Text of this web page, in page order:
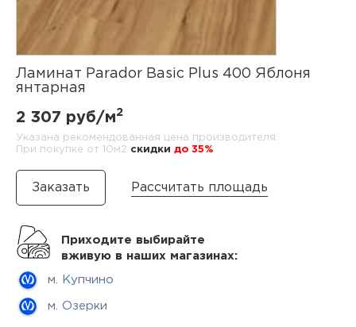
Ламинат Parador Basic Plus 400 Яблоня
янтарная
2 307 руб/м2
Указана рекомендованная цена производителя.
При покупке от 10м2 cкидки до 35%
Рассчитать площадь
Приходите выбирайте
вживую в наших магазинах:
м. Купчино
м. Озерки